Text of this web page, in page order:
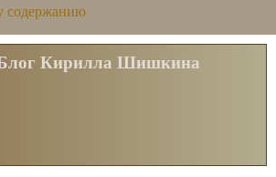
содержанию
Кирилла Шишкина